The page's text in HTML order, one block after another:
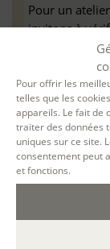
Pour offrir les
telles que les
appareils. Le fait de
traiter des données
uniques sur ce site.
consentement peut
et fonctions.
Pour un
invitons à
dans les
matérielle
Learn
Accessibilité :
personnes en
d’un
à nous